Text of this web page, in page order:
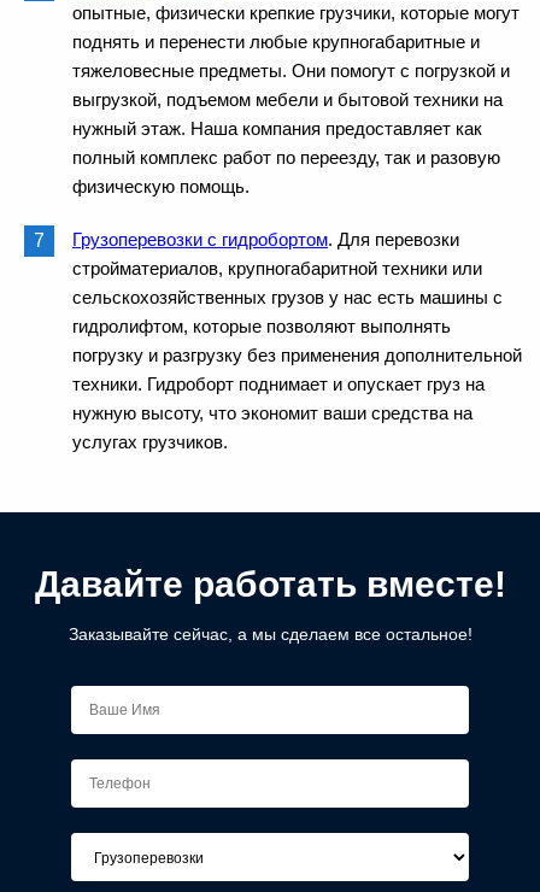
опытные, физически крепкие грузчики, которые могут
поднять и перенести любые крупногабаритные и
тяжеловесные предметы. Они помогут с погрузкой и
выгрузкой, подъемом мебели и бытовой техники на
нужный этаж. Наша компания предоставляет как
полный комплекс работ по переезду, так и разовую
физическую помощь.
Грузоперевозки с гидробортом. Для перевозки
стройматериалов, крупногабаритной техники или
сельскохозяйственных грузов у нас есть машины с
гидролифтом, которые позволяют выполнять
погрузку и разгрузку без применения дополнительной
техники. Гидроборт поднимает и опускает груз на
нужную высоту, что экономит ваши средства на
услугах грузчиков.
Давайте работать вместе!
Заказывайте сейчас, а мы сделаем все остальное!